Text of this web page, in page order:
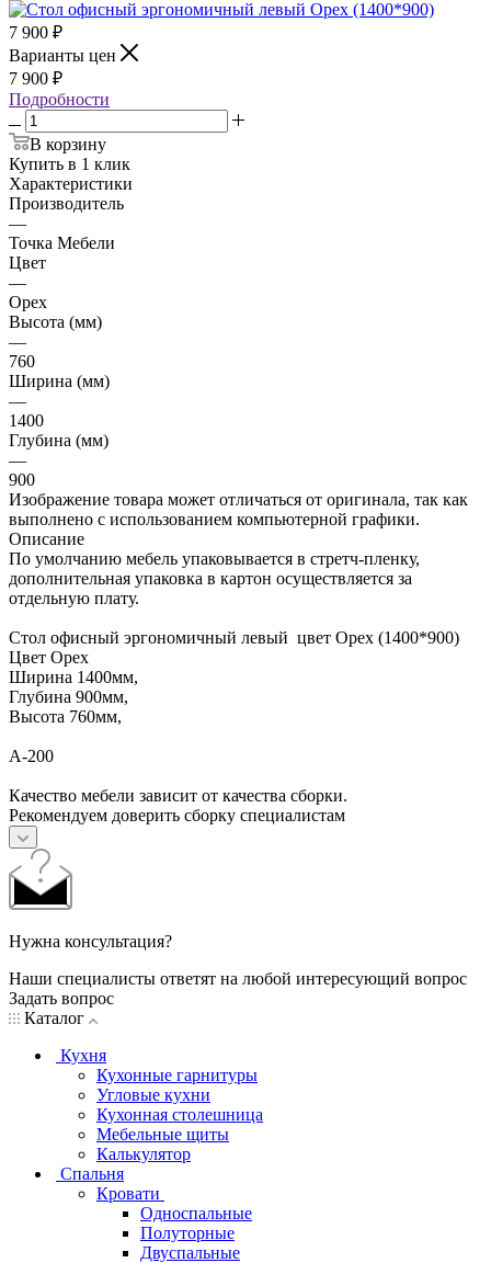
7 900 ₽
Варианты цен
7 900 ₽
Подробности
В корзину
Купить в 1 клик
Характеристики
Производитель
—
Точка Мебели
Цвет
—
Орех
Высота (мм)
—
760
Ширина (мм)
—
1400
Глубина (мм)
—
900
Изображение товара может отличаться от оригинала, так как
выполнено с использованием компьютерной графики.
Описание
По умолчанию мебель упаковывается в стретч-пленку,
дополнительная упаковка в картон осуществляется за
отдельную плату.
Стол офисный эргономичный левый цвет Орех (1400*900)
Цвет Орех
Ширина 1400мм,
Глубина 900мм,
Высота 760мм,
А-200
Качество мебели зависит от качества сборки.
Рекомендуем доверить сборку специалистам
Нужна консультация?
Наши специалисты ответят на любой интересующий вопрос
Задать вопрос
Каталог
Кухня
Кухонные гарнитуры
Угловые кухни
Кухонная столешница
Мебельные щиты
Калькулятор
Спальня
Кровати
Односпальные
Полуторные
Двуспальные